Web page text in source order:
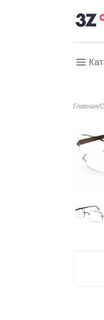
Главная